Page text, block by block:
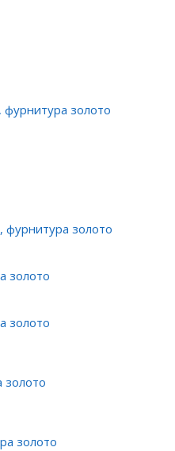
фурнитура золото
фурнитура золото
золото
золото
золото
золото